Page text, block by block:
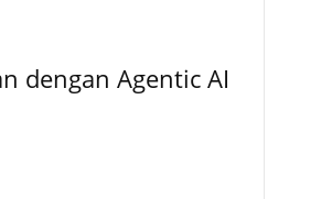
dengan Agentic AI